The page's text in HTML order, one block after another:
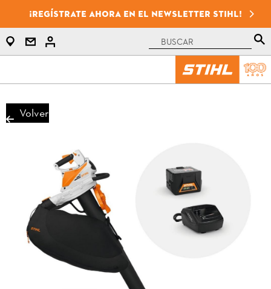
¡Regístrate ahora en el newsletter STIHL!
Volver